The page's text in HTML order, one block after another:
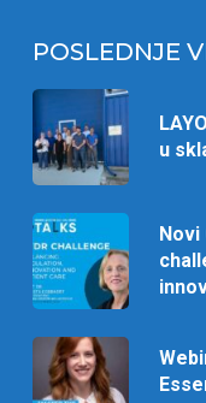
POSLEDNJE
u
Novi